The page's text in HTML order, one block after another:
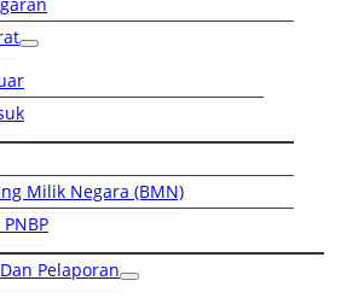
Milik Negara (BMN)
Pelaporan